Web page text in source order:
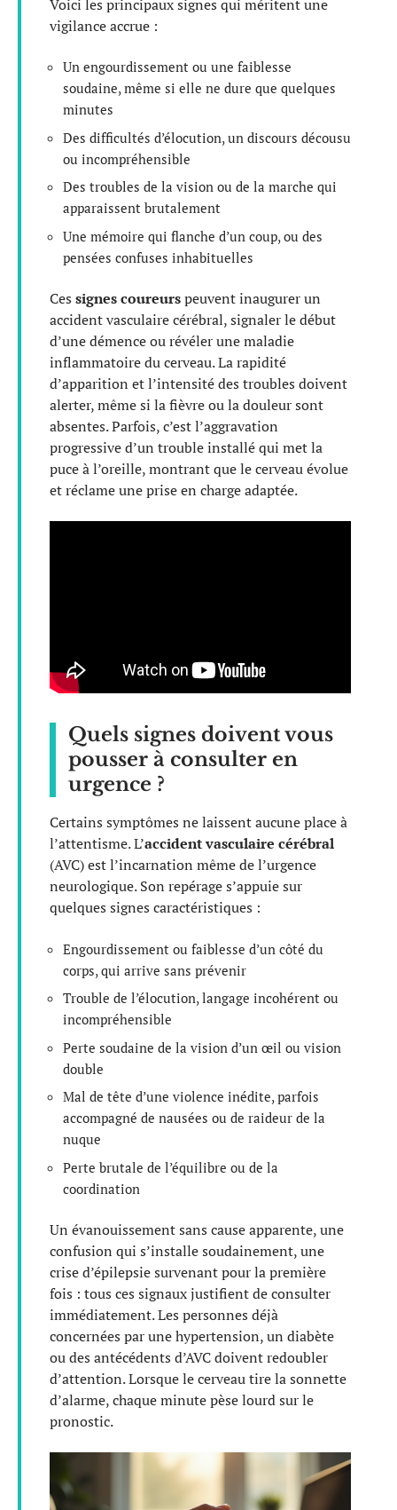
Voici les principaux signes qui méritent une
vigilance accrue :
Un engourdissement ou une faiblesse
soudaine, même si elle ne dure que quelques
minutes
Des difficultés d’élocution, un discours décousu
ou incompréhensible
Des troubles de la vision ou de la marche qui
apparaissent brutalement
Une mémoire qui flanche d’un coup, ou des
pensées confuses inhabituelles
Ces signes coureurspeuvent inaugurer un
accident vasculaire cérébral, signaler le début
d’une démence ou révéler une maladie
inflammatoire du cerveau. La rapidité
d’apparition et l’intensité des troubles doivent
alerter, même si la fièvre ou la douleur sont
absentes. Parfois, c’est l’aggravation
progressive d’un trouble installé qui met la
puce à l’oreille, montrant que le cerveau évolue
et réclame une prise en charge adaptée.
Quels signes doivent vous
pousser à consulter en
urgence ?
Certains symptômes ne laissent aucune place à
l’attentisme. L’accident vasculaire cérébral
(AVC) est l’incarnation même de l’urgence
neurologique. Son repérage s’appuie sur
quelques signes caractéristiques :
Engourdissement ou faiblesse d’un côté du
corps, qui arrive sans prévenir
Trouble de l’élocution, langage incohérent ou
incompréhensible
Perte soudaine de la vision d’un œil ou vision
double
Mal de tête d’une violence inédite, parfois
accompagné de nausées ou de raideur de la
nuque
Perte brutale de l’équilibre ou de la
coordination
Un évanouissement sans cause apparente, une
confusion qui s’installe soudainement, une
crise d’épilepsie survenant pour la première
fois : tous ces signaux justifient de consulter
immédiatement. Les personnes déjà
concernées par une hypertension, un diabète
ou des antécédents d’AVC doivent redoubler
d’attention. Lorsque le cerveau tire la sonnette
d’alarme, chaque minute pèse lourd sur le
pronostic.